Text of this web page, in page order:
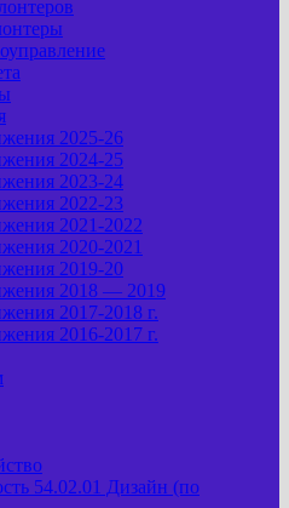
2025-26
2024-25
2023-24
2022-23
2021-2022
2020-2021
2019-20
2018 — 2019
2017-2018 г.
2016-2017 г.
54.02.01 Дизайн (по